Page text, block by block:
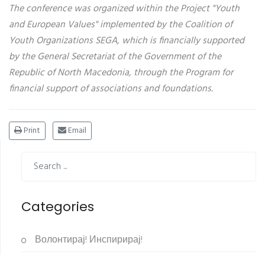
The conference was organized within the Project "Youth
and European Values" implemented by the Coalition of
Youth Organizations SEGA, which is financially supported
by the General Secretariat of the Government of the
Republic of North Macedonia, through the Program for
financial support of associations and foundations.
Print Email
Categories
Волонтирај! Инспирирај!